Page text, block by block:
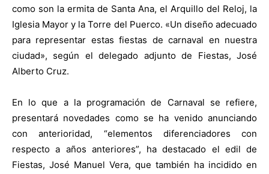
como son la ermita de Santa Ana, el Arquillo del Reloj, la
Iglesia Mayor y la Torre del Puerco. «Un diseño adecuado
para representar estas fiestas de carnaval en nuestra
ciudad», según el delegado adjunto de Fiestas, José
Alberto Cruz.
En lo que a la programación de Carnaval se refiere,
presentará novedades como se ha venido anunciando
con anterioridad, “elementos diferenciadores con
respecto a años anteriores”, ha destacado el edil de
Fiestas, José Manuel Vera, que también ha incidido en